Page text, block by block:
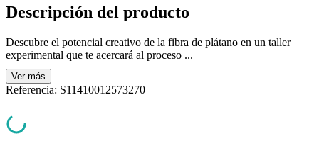
Descripción del producto
Descubre el potencial creativo de la fibra de plátano en un taller
experimental que te acercará al proceso ...
Ver más
Referencia: S11410012573270